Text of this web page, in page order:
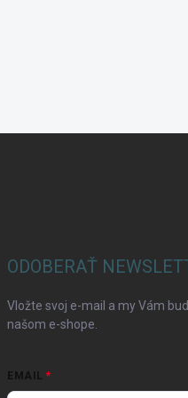
ODOBERAŤ
Vložte svoj e-mail a my Vám
našom e-shope.
EMAIL